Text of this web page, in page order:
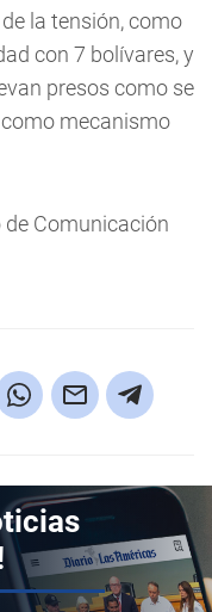
la tensión, como
con 7 bolívares, y
presos como se
como mecanismo
Comunicación